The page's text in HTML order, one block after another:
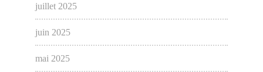
juillet 2025
juin 2025
mai 2025